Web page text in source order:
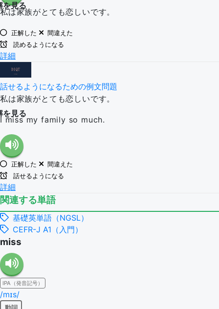
を見る
私は家族がとても恋しいです。
正解した
間違えた
読めるようになる
詳細
話せるようになるための例文問題
私は家族がとても恋しいです。
を見る
I miss my family so much.
正解した
間違えた
話せるようになる
詳細
関連する単語
基礎英単語（NGSL）
CEFR-J A1（入門）
miss
IPA（発音記号）
/mɪs/
動詞